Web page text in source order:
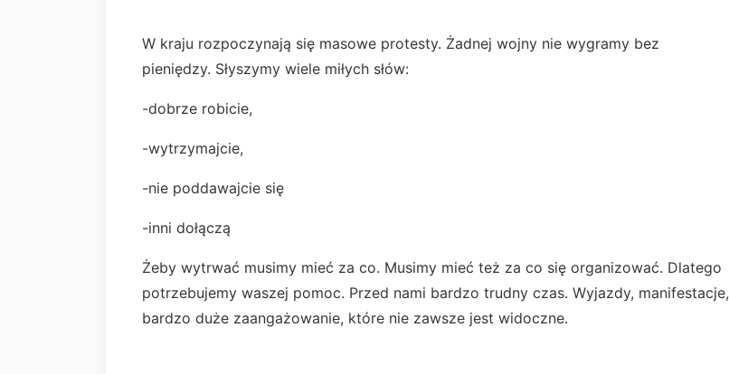
W kraju rozpoczynają się masowe protesty. Żadnej wojny nie wygramy bez
pieniędzy. Słyszymy wiele miłych słów:
-dobrze robicie,
-wytrzymajcie,
-nie poddawajcie się
-inni dołączą
Żeby wytrwać musimy mieć za co. Musimy mieć też za co się organizować. Dlatego
potrzebujemy waszej pomoc. Przed nami bardzo trudny czas. Wyjazdy, manifestacje,
bardzo duże zaangażowanie, które nie zawsze jest widoczne.